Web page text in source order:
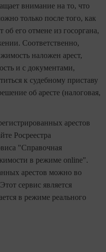
внимание на то, что
только после того, как
его отмене из госоргана,
Соответственно,
наложен арест,
и с документами,
к судебному приставу
об аресте (налоговая,
арестов
Росреестра
"Справочная
в режиме online".
арестов можно во
сервис является
в режиме реального